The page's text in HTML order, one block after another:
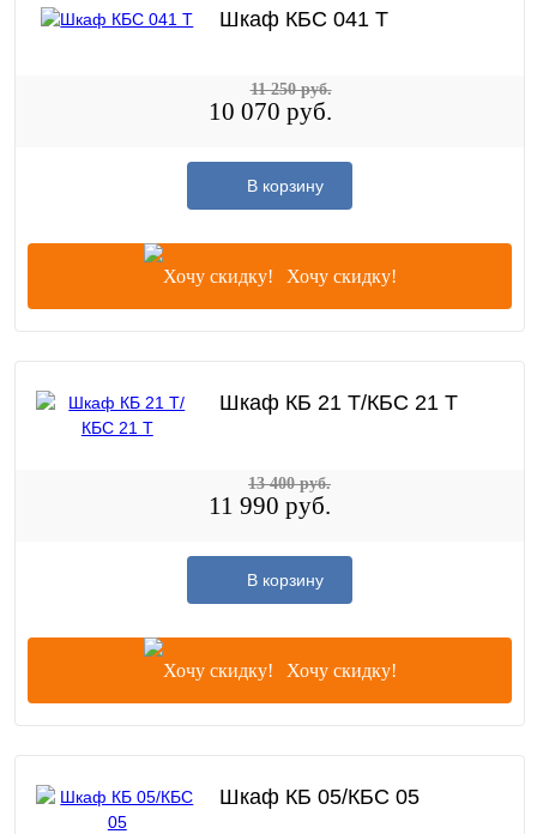
Шкаф КБС 041 Т
10 070 руб.
11 250 руб.
В корзину
Хочу скидку!
Шкаф КБ 21 Т/КБС 21 Т
11 990 руб.
13 400 руб.
В корзину
Хочу скидку!
Шкаф КБ 05/КБС 05